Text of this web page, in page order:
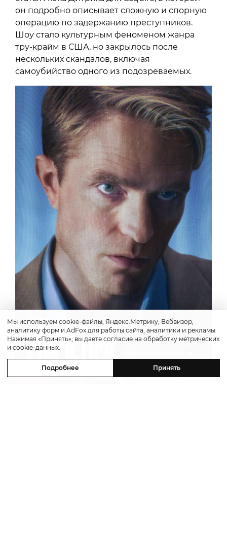
он подробно описывает сложную и спорную
операцию по задержанию преступников.
Шоу стало культурным феноменом жанра
тру-крайм в США, но закрылось после
нескольких скандалов, включая
самоубийство одного из подозреваемых.
Мы используем cookie-файлы, Яндекс.Метрику, Вебвизор,
аналитику форм и AdFox для работы сайта, аналитики и рекламы.
Нажимая «Принять», вы даете согласие на обработку метрических
и cookie-данных.
Подробнее Принять